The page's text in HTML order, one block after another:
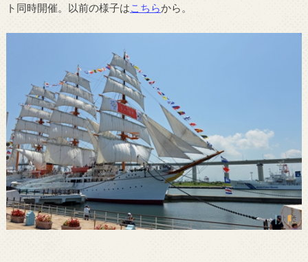
ト同時開催。以前の様子はこちらから。